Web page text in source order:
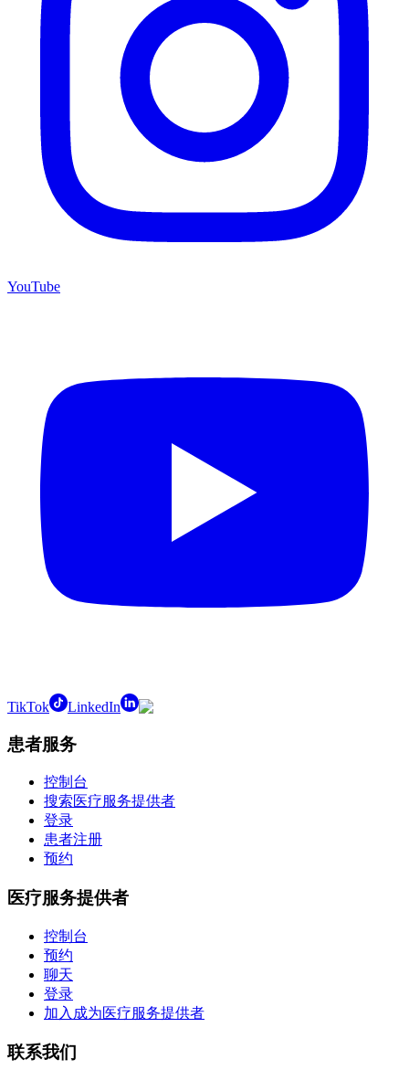
YouTube
TikTok LinkedIn
患者服务
控制台
搜索医疗服务提供者
登录
患者注册
预约
医疗服务提供者
控制台
预约
聊天
登录
加入成为医疗服务提供者
联系我们